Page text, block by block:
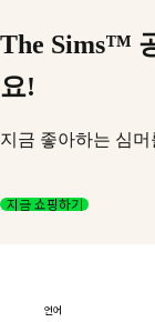
The Sims™
요!
지금 좋아하는 심
지금 쇼핑하기
언어